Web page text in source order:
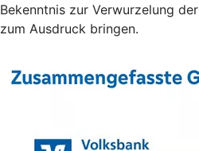
Bekenntnis zur Verwurzelung
zum Ausdruck bringen.